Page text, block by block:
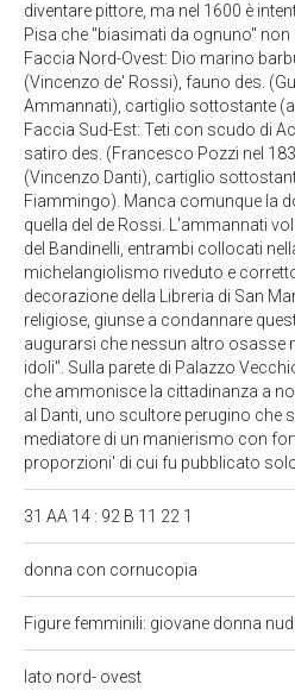
diventare pittore, ma nel 1600 è
Pisa che "biasimati da ognuno"
Faccia Nord-Ovest: Dio marino
(Vincenzo de' Rossi), fauno des.
Ammannati), cartiglio sottostante
Faccia Sud-Est: Teti con scudo di
satiro des. (Francesco Pozzi nel
(Vincenzo Danti), cartiglio
Fiammingo). Manca comunque la
quella del de Rossi. L'ammannati
del Bandinelli, entrambi collocati
michelangiolismo riveduto e
decorazione della Libreria di San
religiose, giunse a condannare
augurarsi che nessun altro osasse
idoli". Sulla parete di Palazzo
che ammonisce la cittadinanza a
al Danti, uno scultore perugino che
mediatore di un manierismo con
proporzioni' di cui fu pubblicato
31 AA 14 : 92 B 11 22 1
donna con cornucopia
Figure femminili: giovane donna
lato nord- ovest